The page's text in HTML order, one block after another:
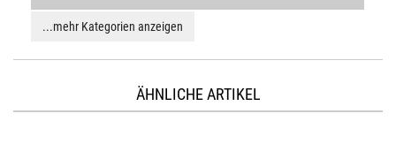
...mehr Kategorien anzeigen
ÄHNLICHE ARTIKEL